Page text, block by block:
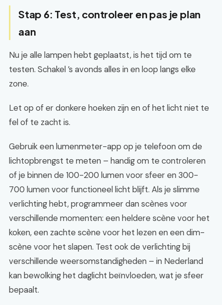
Stap 6: Test, controleer en pas je plan
aan
Nu je alle lampen hebt geplaatst, is het tijd om te
testen. Schakel ’s avonds alles in en loop langs elke
zone.
Let op of er donkere hoeken zijn en of het licht niet te
fel of te zacht is.
Gebruik een lumenmeter-app op je telefoon om de
lichtopbrengst te meten – handig om te controleren
of je binnen de 100-200 lumen voor sfeer en 300-
700 lumen voor functioneel licht blijft. Als je slimme
verlichting hebt, programmeer dan scènes voor
verschillende momenten: een heldere scène voor het
koken, een zachte scène voor het lezen en een dim-
scène voor het slapen. Test ook de verlichting bij
verschillende weersomstandigheden – in Nederland
kan bewolking het daglicht beïnvloeden, wat je sfeer
bepaalt.